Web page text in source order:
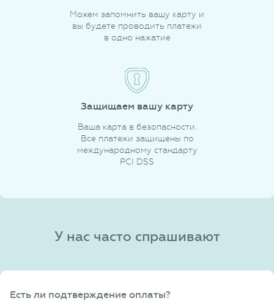
Можем запомнить вашу карту и
вы будете проводить платежи
в одно нажатие
Защищаем вашу карту
Ваша карта в безопасности.
Все платежи защищены по
международному стандарту
PCI DSS
У нас часто спрашивают
Есть ли подтверждение оплаты?